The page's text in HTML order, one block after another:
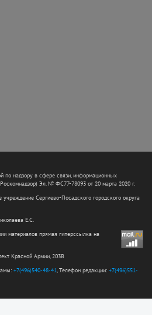
по надзору в сфере связи, информационных
Эл. № ФС77-78093 от 20 марта 2020 г.
Сергиево-Посадского городского округа
Е.С.
материалов прямая гиперссылка на
Красной Армии, 203В
+7(496)540-48-41, Телефон редакции: +7(496)551-